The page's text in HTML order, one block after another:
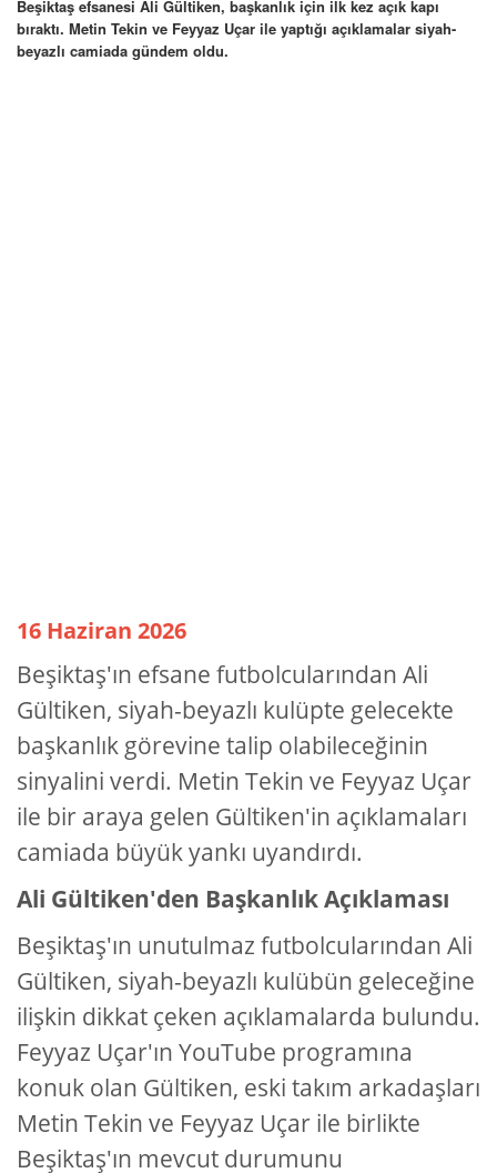
Beşiktaş efsanesi Ali Gültiken, başkanlık için ilk kez açık kapı
bıraktı. Metin Tekin ve Feyyaz Uçar ile yaptığı açıklamalar siyah-
beyazlı camiada gündem oldu.
16 Haziran 2026
Beşiktaş'ın efsane futbolcularından Ali
Gültiken, siyah-beyazlı kulüpte gelecekte
başkanlık görevine talip olabileceğinin
sinyalini verdi. Metin Tekin ve Feyyaz Uçar
ile bir araya gelen Gültiken'in açıklamaları
camiada büyük yankı uyandırdı.
Ali Gültiken'den Başkanlık Açıklaması
Beşiktaş'ın unutulmaz futbolcularından Ali
Gültiken, siyah-beyazlı kulübün geleceğine
ilişkin dikkat çeken açıklamalarda bulundu.
Feyyaz Uçar'ın YouTube programına
konuk olan Gültiken, eski takım arkadaşları
Metin Tekin ve Feyyaz Uçar ile birlikte
Beşiktaş'ın mevcut durumunu